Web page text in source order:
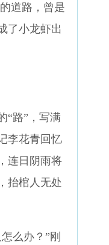
道路，曾是
了小龙虾出
“路”，写满
李花青回忆
连日阴雨将
抬棺人无处
么办？”刚